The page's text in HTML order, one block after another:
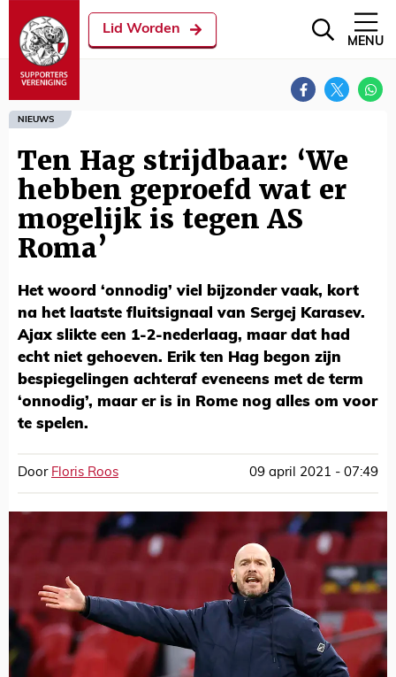
Lid Worden
MENU
NIEUWS
Ten Hag strijdbaar: ‘We
hebben geproefd wat er
mogelijk is tegen AS
Roma’
Het woord ‘onnodig’ viel bijzonder vaak, kort
na het laatste fluitsignaal van Sergej Karasev.
Ajax slikte een 1-2-nederlaag, maar dat had
echt niet gehoeven. Erik ten Hag begon zijn
bespiegelingen achteraf eveneens met de term
‘onnodig’, maar er is in Rome nog alles om voor
te spelen.
Door Floris Roos 09 april 2021 - 07:49